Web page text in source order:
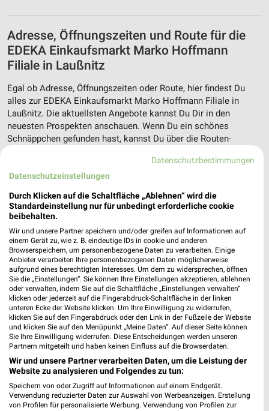
Adresse, Öffnungszeiten und Route für die
EDEKA Einkaufsmarkt Marko Hoffmann
Filiale in Laußnitz
Egal ob Adresse, Öffnungszeiten oder Route, hier findest Du
alles zur EDEKA Einkaufsmarkt Marko Hoffmann Filiale in
Laußnitz. Die aktuellsten Angebote kannst Du Dir in den
neuesten Prospekten anschauen. Wenn Du ein schönes
Schnäppchen gefunden hast, kannst Du über die Routen-
Supermärkte Angebote für Laußnitz und
Umgebung
18 Prospekte
nahkauf Kaufland
Datenschutzbestimmungen
Datenschutzeinstellungen
Durch Klicken auf die Schaltfläche „Ablehnen“ wird die
Standardeinstellung nur für unbedingt erforderliche cookie
beibehalten.
Wir und unsere Partner speichern und/oder greifen auf Informationen auf
einem Gerät zu, wie z. B. eindeutige IDs in cookie und anderen
Browserspeichern, um personenbezogene Daten zu verarbeiten. Einige
Anbieter verarbeiten Ihre personenbezogenen Daten möglicherweise
aufgrund eines berechtigten Interesses. Um dem zu widersprechen, öffnen
Sie die „Einstellungen“. Sie können Ihre Einstellungen akzeptieren, ablehnen
oder verwalten, indem Sie auf die Schaltfläche „Einstellungen verwalten“
klicken oder jederzeit auf die Fingerabdruck-Schaltfläche in der linken
unteren Ecke der Website klicken. Um Ihre Einwilligung zu widerrufen,
klicken Sie auf den Fingerabdruck oder den Link in der Fußzeile der Website
und klicken Sie auf den Menüpunkt „Meine Daten“. Auf dieser Seite können
Sie Ihre Einwilligung widerrufen. Diese Entscheidungen werden unseren
Partnern mitgeteilt und haben keinen Einfluss auf die Browserdaten.
Wir und unsere Partner verarbeiten Daten, um die Leistung der
Website zu analysieren und Folgendes zu tun:
Speichern von oder Zugriff auf Informationen auf einem Endgerät.
Verwendung reduzierter Daten zur Auswahl von Werbeanzeigen. Erstellung
von Profilen für personalisierte Werbung. Verwendung von Profilen zur